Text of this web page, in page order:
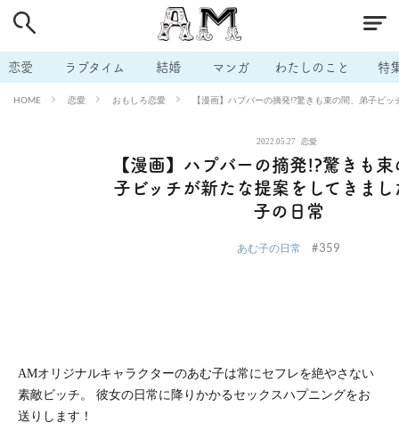
恋愛 ラブタイム 結婚 マンガ わたしのこと 特
HOME 恋愛 おもしろ恋愛 【漫画】ハプバーの摘発!?驚きも束の間、弟子ビ
2022.05.27 恋愛
【漫画】ハプバーの摘発!?驚きも
子ビッチが新たな提案をしてきまし
子の日常
あむ子の日常 #359
AMオリジナルキャラクターのあむ子は常にセフレを絶やさない
素敵ビッチ。 彼女の日常に降りかかるセックスハプニングをお
送りします！
# 男の本音 # セフレ # 不倫
# 出会う方法 # マッチングアプリ # ラブグッズ # 体の相